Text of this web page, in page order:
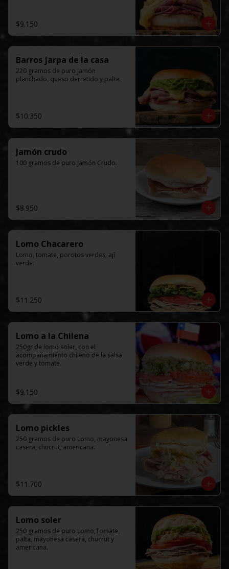
$9.150
Barros jarpa de la casa
220 gramos de puro Jamón
planchado, queso derretido y palta.
$10.350
Jamón crudo
100 gramos de puro Jamón Crudo.
$8.950
Lomo Chacarero
Lomo, tomate, porotos verdes, ají
verde.
$11.250
Lomo a la Chilena
250gr de lomo soler, con el
acompañamiento chileno de la salsa
verde y tomate.
$9.150
Lomo pickles
250 gramos de puro Lomo, mayonesa
casera, chucrut, americana.
$11.700
Lomo soler
250 gramos de puro Lomo,Tomate,
palta, mayonesa casera, chucrut y
americana.